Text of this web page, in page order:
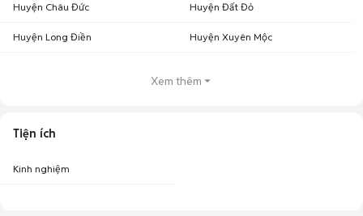
Huyện Châu Đức Huyện Đất Đỏ
Huyện Long Điền Huyện Xuyên Mộc
Xem thêm
Tiện ích
Kinh nghiệm